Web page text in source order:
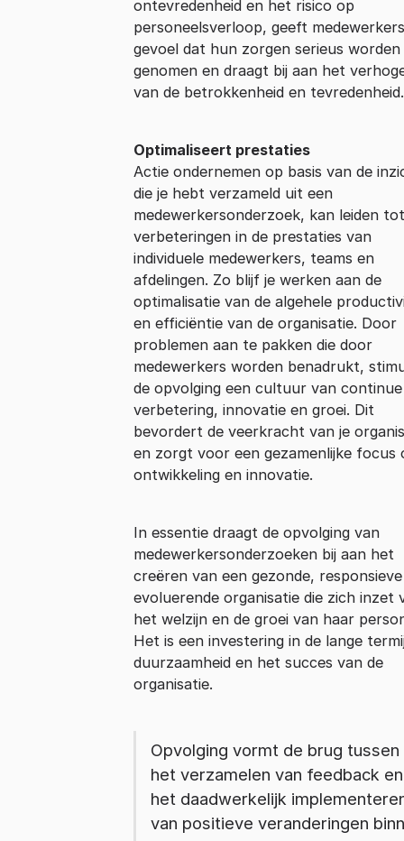
ontevredenheid en het risico op
personeelsverloop, geeft
gevoel dat hun zorgen serieus worden
genomen en draagt bij aan het
van de betrokkenheid en tevredenheid.
Optimaliseert prestaties
Actie ondernemen op basis van de
die je hebt verzameld uit een
medewerkersonderzoek, kan leiden tot
verbeteringen in de prestaties van
individuele medewerkers, teams en
afdelingen. Zo blijf je werken aan de
optimalisatie van de algehele
en efficiëntie van de organisatie. Door
problemen aan te pakken die door
medewerkers worden benadrukt,
de opvolging een cultuur van continue
verbetering, innovatie en groei. Dit
bevordert de veerkracht van je
en zorgt voor een gezamenlijke focus
ontwikkeling en innovatie.
In essentie draagt de opvolging van
medewerkersonderzoeken bij aan het
creëren van een gezonde,
evoluerende organisatie die zich inzet
het welzijn en de groei van haar
Het is een investering in de lange
duurzaamheid en het succes van de
organisatie.
Opvolging vormt de brug tussen
het verzamelen van feedback en
het daadwerkelijk
van positieve veranderingen